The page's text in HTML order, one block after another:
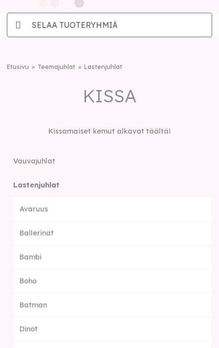
SELAA TUOTERYHMIÄ
Etusivu Teemajuhlat Lastenjuhlat
KISSA
Kissamaiset kemut alkavat täältä!
Vauvajuhlat
Lastenjuhlat
Avaruus
Ballerinat
Bambi
Boho
Batman
Dinot